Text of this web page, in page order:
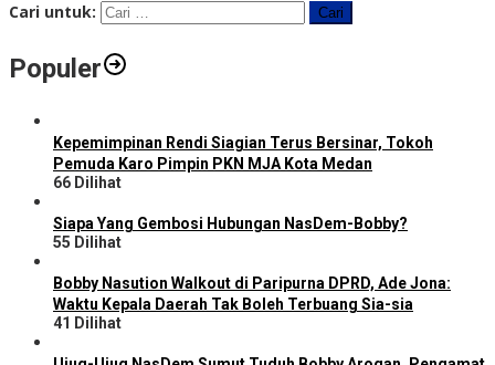
Cari untuk:
Populer
Kepemimpinan Rendi Siagian Terus Bersinar, Tokoh
Pemuda Karo Pimpin PKN MJA Kota Medan
66 Dilihat
Siapa Yang Gembosi Hubungan NasDem-Bobby?
55 Dilihat
Bobby Nasution Walkout di Paripurna DPRD, Ade Jona:
Waktu Kepala Daerah Tak Boleh Terbuang Sia-sia
41 Dilihat